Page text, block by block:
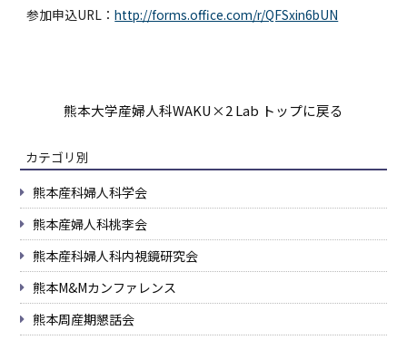
参加申込URL：http://forms.office.com/r/QFSxin6bUN
熊本大学産婦人科WAKU×2 Lab トップに戻る
カテゴリ別
熊本産科婦人科学会
熊本産婦人科桃李会
熊本産科婦人科内視鏡研究会
熊本M&Mカンファレンス
熊本周産期懇話会